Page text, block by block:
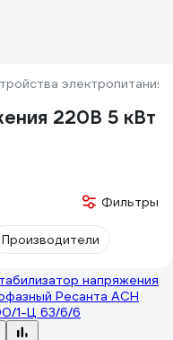
электропитания
220В 5 кВт
Фильтры
Производители